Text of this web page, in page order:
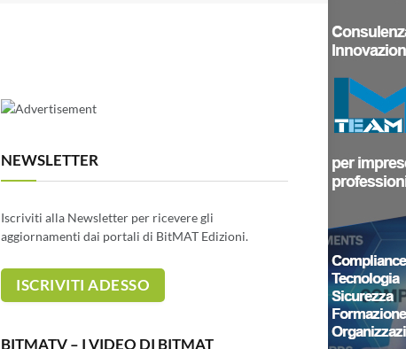
NEWSLETTER
Iscriviti alla Newsletter per ricevere gli
aggiornamenti dai portali di BitMAT Edizioni.
BITMATV – I VIDEO DI BITMAT